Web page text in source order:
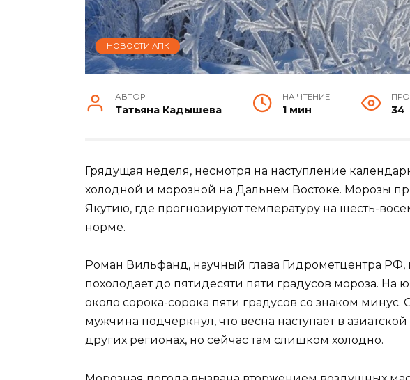
НОВОСТИ АПК
АВТОР
Татьяна Кадышева
НА ЧТЕНИЕ
1 мин 34
Грядущая неделя, несмотря на наступление
холодной и морозной на Дальнем Востоке. Морозы
Якутию, где прогнозируют температуру на шесть-
норме.
Роман Вильфанд, научный глава Гидрометцентра РФ,
похолодает до пятидесяти пяти градусов мороза. На
около сорока-сорока пяти градусов со знаком минус.
мужчина подчеркнул, что весна наступает в
других регионах, но сейчас там слишком холодно.